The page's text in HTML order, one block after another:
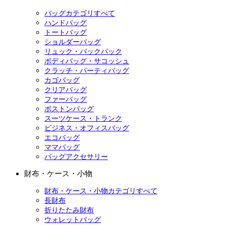
バッグカテゴリすべて
ハンドバッグ
トートバッグ
ショルダーバッグ
リュック・バックパック
ボディバッグ・サコッシュ
クラッチ・パーティバッグ
カゴバッグ
クリアバッグ
ファーバッグ
ボストンバッグ
スーツケース・トランク
ビジネス・オフィスバッグ
エコバッグ
ママバッグ
バッグアクセサリー
財布・ケース・小物
財布・ケース・小物カテゴリすべて
長財布
折りたたみ財布
ウォレットバッグ